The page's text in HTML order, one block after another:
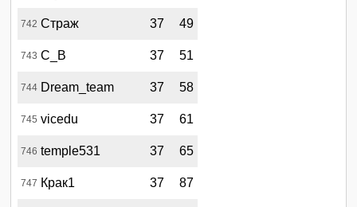
742 Страж 37 49
743 С_В 37 51
744 Dream_team 37 58
745 vicedu 37 61
746 temple531 37 65
747 Крак1 37 87